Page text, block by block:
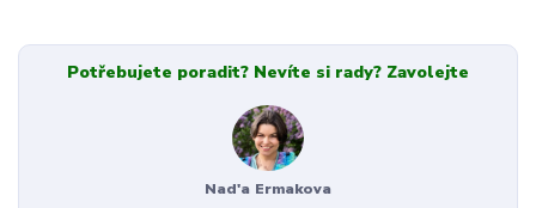
Potřebujete poradit? Nevíte si rady? Zavolejte
Nad'a Ermakova